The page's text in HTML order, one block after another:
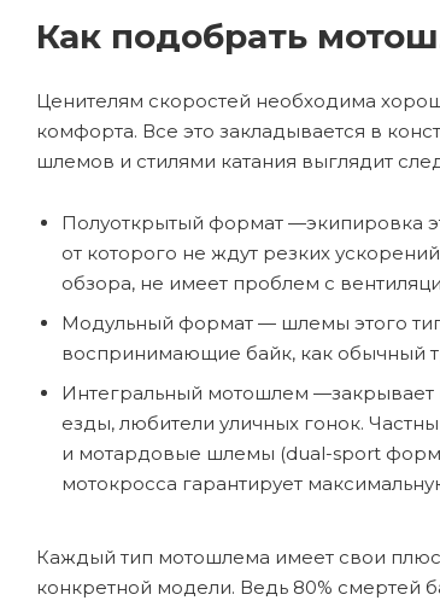
Как подобрать
Ценителям скоростей необходима
комфорта. Все это закладывается в
шлемов и стилями катания выглядит
Полуоткрытый формат —экипировка
от которого не ждут резких
обзора, не имеет проблем с
Модульный формат — шлемы этого
воспринимающие байк, как обычный
Интегральный мотошлем —закрывает
езды, любители уличных гонок.
и мотардовые шлемы (dual-sport
мотокросса гарантирует
Каждый тип мотошлема имеет свои
конкретной модели. Ведь 80% смертей